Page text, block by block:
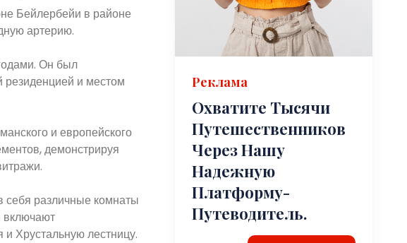
Бейлербейи в районе
артерию.
Он был
резиденцией и местом
и европейского
демонстрируя
себя различные комнаты
включают
Хрустальную лестницу.
Реклама
Охватите Тысячи
Путешественников
Через Нашу
Надежную
Платформу-
Путеводитель.